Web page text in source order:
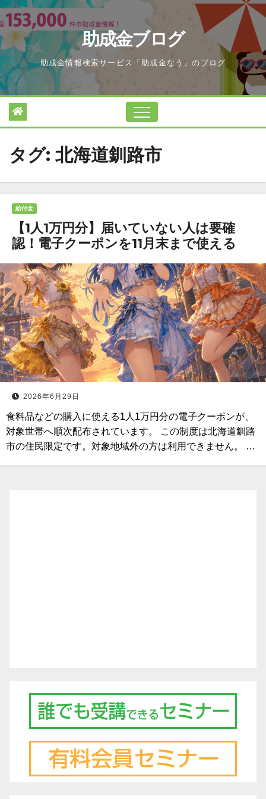
Skip
to
content
助成金ブログ
助成金情報検索サービス「助成金なう」のブログ
タグ: 北海道釧路市
給付金
【1人1万円分】届いていない人は要確
認！電子クーポンを11月末まで使える
2026年6月29日
食料品などの購入に使える1人1万円分の電子クーポンが、
対象世帯へ順次配布されています。 この制度は北海道釧路
市の住民限定です。対象地域外の方は利用できません。 …